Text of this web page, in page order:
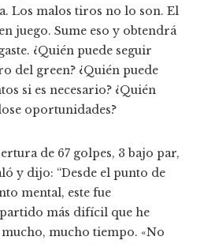
Los malos tiros no lo son. El
juego. Sume eso y obtendrá
¿Quién puede seguir
del green? ¿Quién puede
si es necesario? ¿Quién
oportunidades?
de 67 golpes, 3 bajo par,
y dijo: “Desde el punto de
mental, este fue
más difícil que he
mucho tiempo. «No